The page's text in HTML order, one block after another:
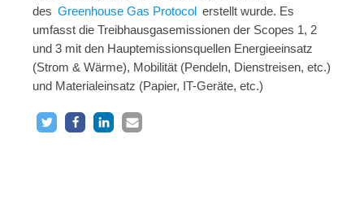
des Greenhouse Gas Protocol erstellt wurde. Es
umfasst die Treibhausgasemissionen der Scopes 1, 2
und 3 mit den Hauptemissionsquellen Energieeinsatz
(Strom & Wärme), Mobilität (Pendeln, Dienstreisen, etc.)
und Materialeinsatz (Papier, IT-Geräte, etc.)